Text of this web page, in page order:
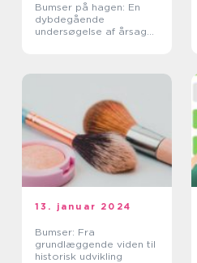
Bumser på hagen: En
dybdegående
undersøgelse af årsager,
13. januar 2024
Bumser: Fra
grundlæggende viden til
historisk udvikling